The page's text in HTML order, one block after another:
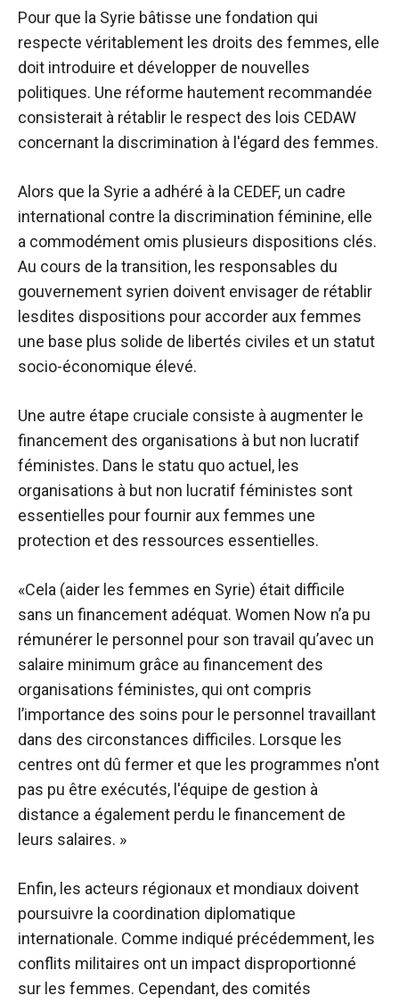
Pour que la Syrie bâtisse une fondation qui
respecte véritablement les droits des femmes, elle
doit introduire et développer de nouvelles
politiques. Une réforme hautement recommandée
consisterait à rétablir le respect des lois CEDAW
concernant la discrimination à l'égard des femmes.
Alors que la Syrie a adhéré à la CEDEF, un cadre
international contre la discrimination féminine, elle
a commodément omis plusieurs dispositions clés.
Au cours de la transition, les responsables du
gouvernement syrien doivent envisager de rétablir
lesdites dispositions pour accorder aux femmes
une base plus solide de libertés civiles et un statut
socio-économique élevé.
Une autre étape cruciale consiste à augmenter le
financement des organisations à but non lucratif
féministes. Dans le statu quo actuel, les
organisations à but non lucratif féministes sont
essentielles pour fournir aux femmes une
protection et des ressources essentielles.
«Cela (aider les femmes en Syrie) était difficile
sans un financement adéquat. Women Now n’a pu
rémunérer le personnel pour son travail qu’avec un
salaire minimum grâce au financement des
organisations féministes, qui ont compris
l’importance des soins pour le personnel travaillant
dans des circonstances difficiles. Lorsque les
centres ont dû fermer et que les programmes n'ont
pas pu être exécutés, l'équipe de gestion à
distance a également perdu le financement de
leurs salaires. »
Enfin, les acteurs régionaux et mondiaux doivent
poursuivre la coordination diplomatique
internationale. Comme indiqué précédemment, les
conflits militaires ont un impact disproportionné
sur les femmes. Cependant, des comités